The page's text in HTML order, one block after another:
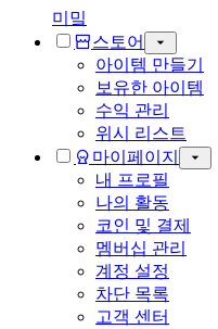
미밐
스토어
아이템 만들기
보유한 아이템
수익 관리
위시 리스트
마이페이지
내 프로필
나의 활동
코인 및 결제
멤버십 관리
계정 설정
차단 목록
고객 센터